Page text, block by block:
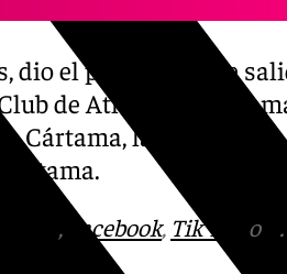
dio el pistoletazo de
de Atletismo
Cártama, la Federación
, Facebook, Tik Tok o